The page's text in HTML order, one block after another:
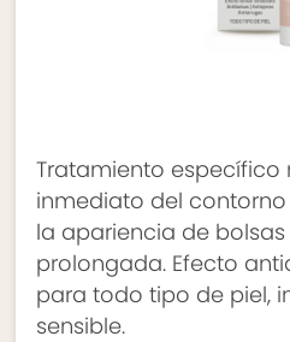
Tratamiento específico
inmediato del
la apariencia de
prolongada. Efecto
para todo tipo de piel,
sensible.